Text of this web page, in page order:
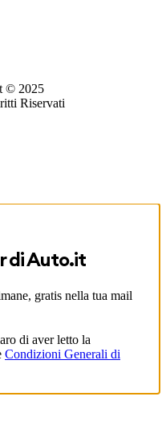
© 2025
Riservati
diAuto.it
gratis nella tua mail
di aver letto la
Condizioni Generali di